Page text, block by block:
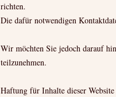
richten.
Die dafür notwendigen
Wir möchten Sie jedoch darauf
teilzunehmen.
Haftung für Inhalte dieser Website